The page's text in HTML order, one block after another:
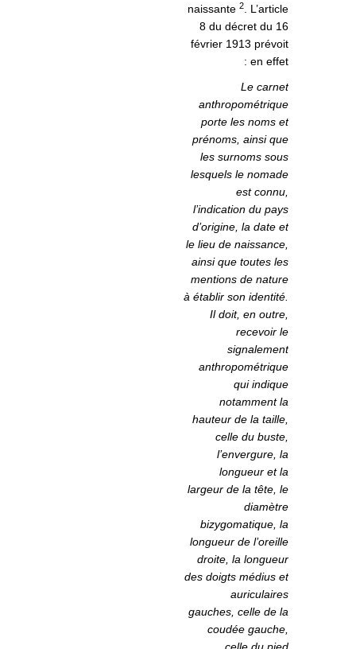
naissante 2. L’article
8 du décret du 16
février 1913 prévoit
en effet :
Le carnet
anthropométrique
porte les noms et
prénoms, ainsi que
les surnoms sous
lesquels le nomade
est connu,
l’indication du pays
d’origine, la date et
le lieu de naissance,
ainsi que toutes les
mentions de nature
à établir son identité.
Il doit, en outre,
recevoir le
signalement
anthropométrique
qui indique
notamment la
hauteur de la taille,
celle du buste,
l’envergure, la
longueur et la
largeur de la tête, le
diamètre
bizygomatique, la
longueur de l’oreille
droite, la longueur
des doigts médius et
auriculaires
gauches, celle de la
coudée gauche,